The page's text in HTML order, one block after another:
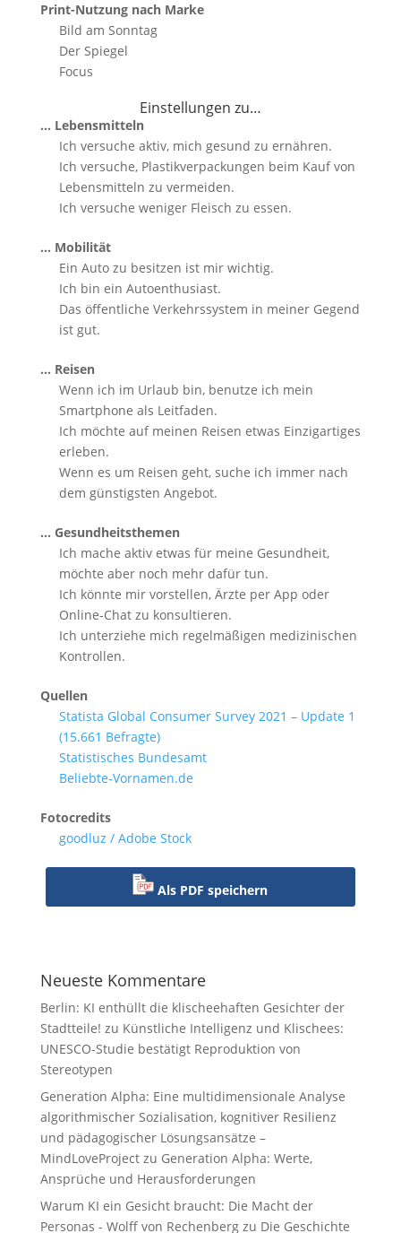
Print-Nutzung nach Marke
Bild am Sonntag
Der Spiegel
Focus
Einstellungen zu…
… Lebensmitteln
Ich versuche aktiv, mich gesund zu ernähren.
Ich versuche, Plastikverpackungen beim Kauf von
Lebensmitteln zu vermeiden.
Ich versuche weniger Fleisch zu essen.
… Mobilität
Ein Auto zu besitzen ist mir wichtig.
Ich bin ein Autoenthusiast.
Das öffentliche Verkehrssystem in meiner Gegend
ist gut.
… Reisen
Wenn ich im Urlaub bin, benutze ich mein
Smartphone als Leitfaden.
Ich möchte auf meinen Reisen etwas Einzigartiges
erleben.
Wenn es um Reisen geht, suche ich immer nach
dem günstigsten Angebot.
… Gesundheitsthemen
Ich mache aktiv etwas für meine Gesundheit,
möchte aber noch mehr dafür tun.
Ich könnte mir vorstellen, Ärzte per App oder
Online-Chat zu konsultieren.
Ich unterziehe mich regelmäßigen medizinischen
Kontrollen.
Quellen
Statista Global Consumer Survey 2021 – Update 1
(15.661 Befragte)
Statistisches Bundesamt
Beliebte-Vornamen.de
Fotocredits
goodluz / Adobe Stock
Als PDF speichern
Neueste Kommentare
Berlin: KI enthüllt die klischeehaften Gesichter der
Stadtteile! zu Künstliche Intelligenz und Klischees:
UNESCO-Studie bestätigt Reproduktion von
Stereotypen
Generation Alpha: Eine multidimensionale Analyse
algorithmischer Sozialisation, kognitiver Resilienz
und pädagogischer Lösungsansätze –
MindLoveProjectzu Generation Alpha: Werte,
Ansprüche und Herausforderungen
Warum KI ein Gesicht braucht: Die Macht der
Personas - Wolff von Rechenbergzu Die Geschichte